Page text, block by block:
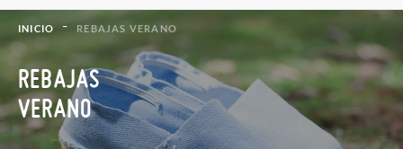
INICIO REBAJAS VERANO
REBAJAS
VERANO